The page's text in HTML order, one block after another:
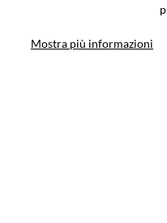
Mostra più informazioni